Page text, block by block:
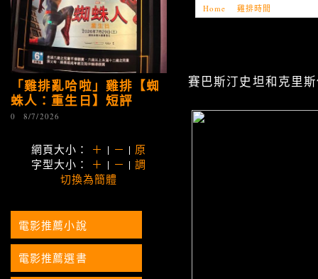
Home 雞排時間
賽巴斯汀史坦和克里
「雞排亂哈啦」雞排【蜘
蛛人：重生日】短評
0 8/7/2026
網頁大小： ＋ | － | 原
字型大小： ＋ | － |調
切換為簡體
電影推薦小說
電影推薦選書